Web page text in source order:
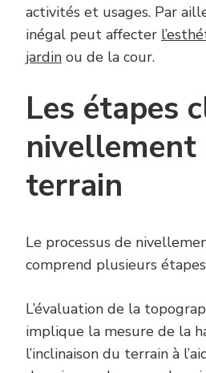
activités et usages. Par
inégal peut affecter
jardin ou de la cour.
Les étapes
nivellement
terrain
Le processus de
comprend plusieurs
L’évaluation de la
implique la mesure de la
l’inclinaison du terrain à